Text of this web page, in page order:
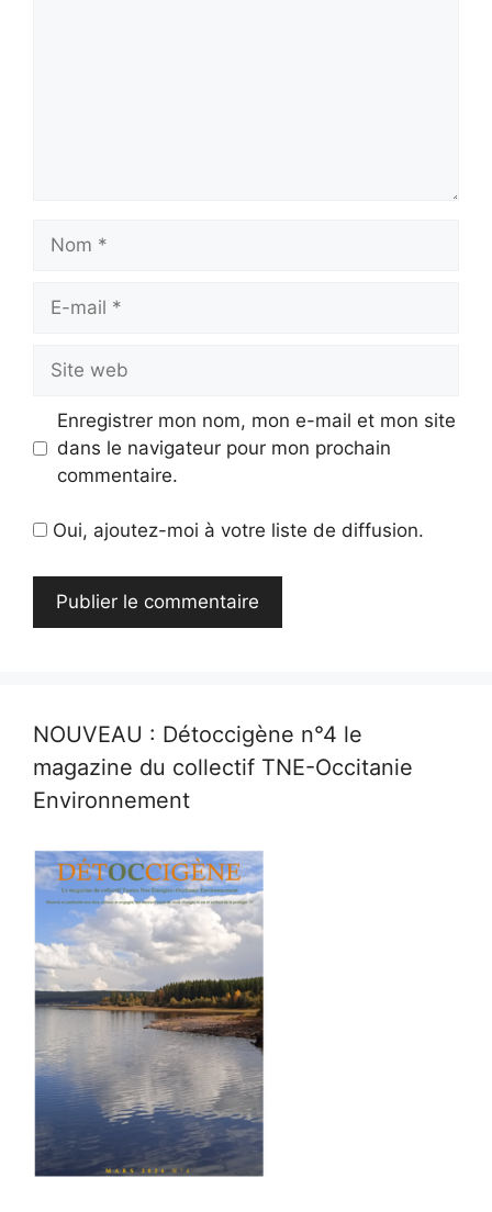
mail
web
Enregistrer mon nom, mon e-mail et mon site
dans le navigateur pour mon prochain
commentaire.
Oui, ajoutez-moi à votre liste de diffusion.
NOUVEAU : Détoccigène n°4 le
magazine du collectif TNE-Occitanie
Environnement